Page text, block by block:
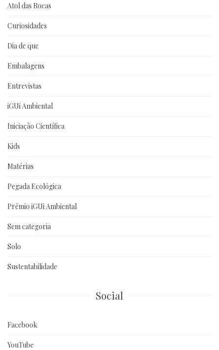
Atol das Rocas
Curiosidades
Dia de que
Embalagens
Entrevistas
iGUi Ambiental
Iniciação Científica
Kids
Matérias
Pegada Ecológica
Prêmio iGUi Ambiental
Sem categoria
Solo
Sustentabilidade
Social
Facebook
YouTube